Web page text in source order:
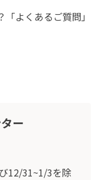
よくあるご質問」
ー
12/31~1/3を除